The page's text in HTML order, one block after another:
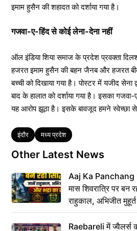
इमाम हुसैन की शहादत को दर्शाया गया है।
गजवा-ए-हिंद से कोई लेना-देना नहीं
ऑल इंडिया शिया समाज के प्रदेश प्रवक्ता
हजरत इमाम हुसैन की बहन जैनब और हजरत
बच्ची को दिखाया गया है। पोस्टर में यजीद सेना
बाद के हालात को दर्शाया गया है। इसका
यह आरोप झूठा है। इसके बावजूद हमने स्वेच्छा से
Tags
इंदौर मध्य प्रदेश
Other Latest News
Aaj Ka
मास शिवरात्रि पर बन
राहुकाल, अभिजीत
Raebareli में ज्वैलर्स